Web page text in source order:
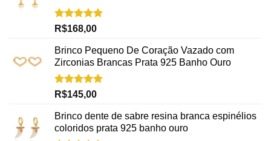
Avaliação
R$168,00
Brinco Pequeno De Coração Vazado com
Zirconias Brancas Prata 925 Banho Ouro
Avaliação
R$145,00
Brinco dente de sabre resina branca espinélios
coloridos prata 925 banho ouro